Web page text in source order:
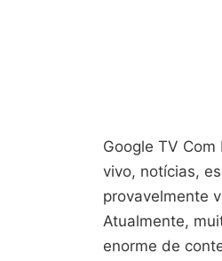
Google TV
vivo, notícias,
provavelmente
Atualmente,
enorme de